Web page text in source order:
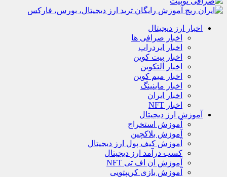
اخبار ارز دیجیتال
اخبار صرافی ها
اخبار ایردراپ
اخبار بیت کوین
اخبار آلتکوین
اخبار میم کوین
اخبار ماینینگ
اخبار ایران
اخبار NFT
آموزش ارز دیجیتال
آموزش استخراج
آموزش بلاکچین
آموزش کیف پول ارز دیجیتال
کسب درآمد ارز دیجیتال
آموزش ان اف تی NFT
آموزش بازی کریپتویی